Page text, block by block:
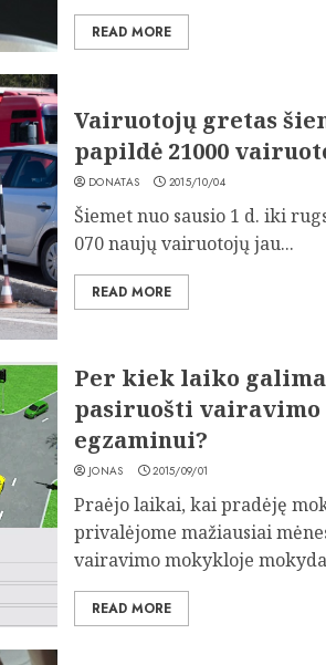
READ MORE
Vairuotojų gretas
papildė 21000
DONATAS 2015/10/04
Šiemet nuo sausio 1 d. iki
070 naujų vairuotojų jau...
READ MORE
Per kiek laiko galima
pasiruošti
egzaminui?
JONAS 2015/09/01
Praėjo laikai, kai pradėję
privalėjome mažiausiai
vairavimo mokykloje
READ MORE